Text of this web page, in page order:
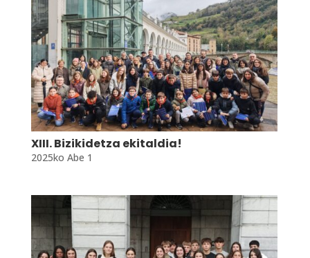
XIII. Bizikidetza ekitaldia!
2025ko Abe 1